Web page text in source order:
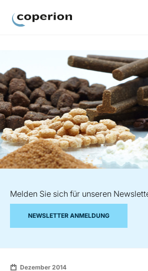
Melden Sie sich für unseren
NEWSLETTER ANMELDUNG
Dezember 2014